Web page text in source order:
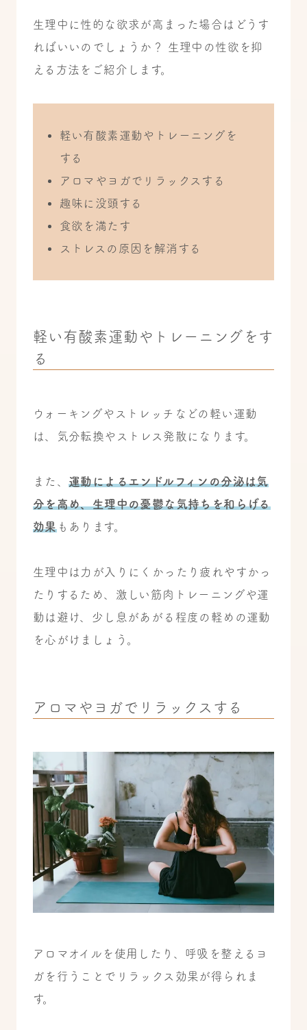
生理中に性的な欲求が高まった場合はどうす
ればいいのでしょうか？ 生理中の性欲を抑
える方法をご紹介します。
軽い有酸素運動やトレーニングを
する
アロマやヨガでリラックスする
趣味に没頭する
食欲を満たす
ストレスの原因を解消する
軽い有酸素運動やトレーニングをす
る
ウォーキングやストレッチなどの軽い運動
は、気分転換やストレス発散になります。
また、 運動によるエンドルフィンの分泌は気
分を高め、生理中の憂鬱な気持ちを和らげる
効果もあります。
生理中は力が入りにくかったり疲れやすかっ
たりするため、激しい筋肉トレーニングや運
動は避け、少し息があがる程度の軽めの運動
を心がけましょう。
アロマやヨガでリラックスする
アロマオイルを使用したり、呼吸を整えるヨ
ガを行うことでリラックス効果が得られま
す。